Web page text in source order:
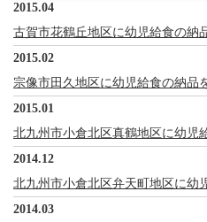
2015.04
古賀市花鶴丘地区に幼児給食の納
2015.02
宗像市田久地区に幼児給食の納品
2015.01
北九州市小倉北区真鶴地区に幼児
2014.12
北九州市小倉北区弁天町地区に幼
2014.03